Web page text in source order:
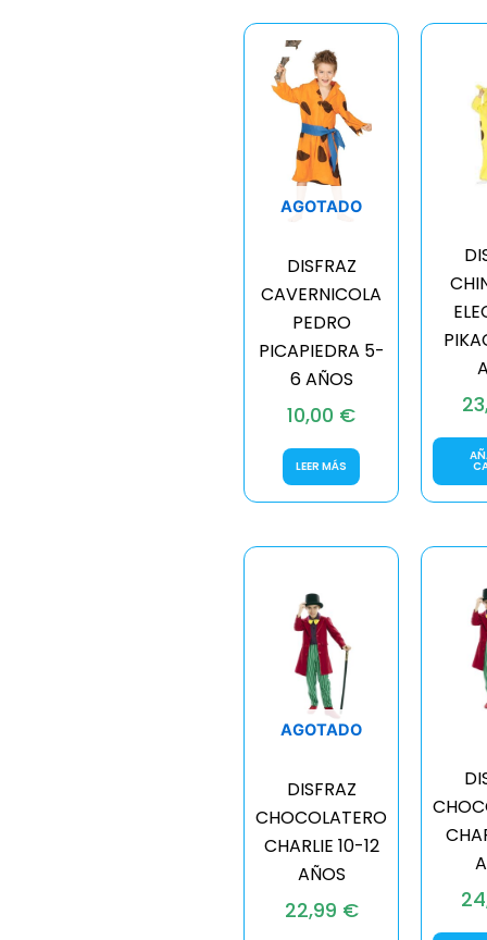
AGOTADO
DISFRAZ
CAVERNICOLA
PEDRO
PICAPIEDRA 5-
6 AÑOS
10,00 €
LEER MÁS
AGOTADO
DISFRAZ
CHOCOLATERO
CHARLIE 10-12
AÑOS
22,99 €